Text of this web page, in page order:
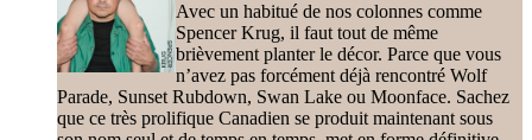
Avec un habitué de nos colonnes comme
Spencer Krug, il faut tout de même
brièvement planter le décor. Parce que vous
n’avez pas forcément déjà rencontré Wolf
Parade, Sunset Rubdown, Swan Lake ou Moonface. Sachez
que ce très prolifique Canadien se produit maintenant sous